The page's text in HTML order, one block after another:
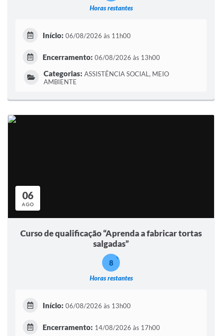
Horas restantes
Início: 06/08/2026 às 11h00
Encerramento: 06/08/2026 às 13h00
Categorias: ASSISTÊNCIA SOCIAL, MEIO
AMBIENTE
06
AGO
Curso de qualificação “Aprenda a fabricar tortas
salgadas”
Horas restantes
8
Início: 06/08/2026 às 13h00
Encerramento: 14/08/2026 às 17h00